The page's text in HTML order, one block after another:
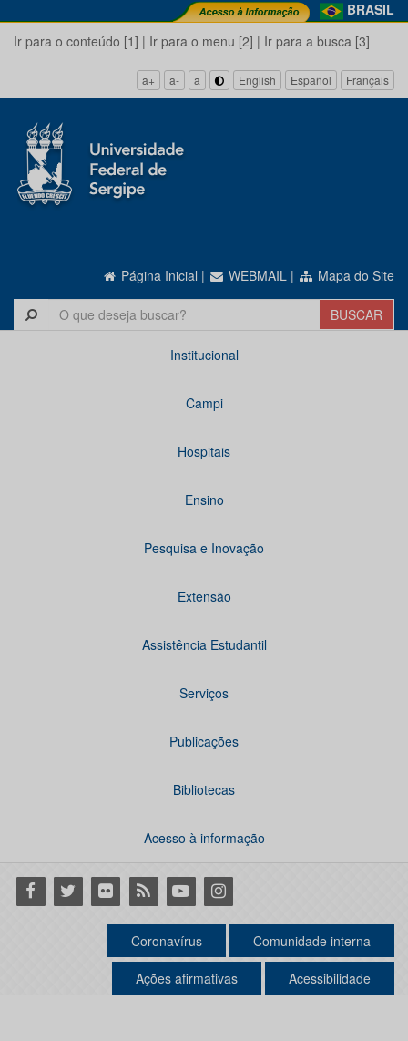
BRASIL
Ir para o conteúdo [1] | Ir para o menu [2] | Ir para a busca [3]
a+ a- a English Español Français
Página Inicial | WEBMAIL | Mapa do Site
Institucional
Campi
Hospitais
Ensino
Pesquisa e Inovação
Extensão
Assistência Estudantil
Serviços
Publicações
Bibliotecas
Acesso à informação
Facebook
Twitter Flickr RSS YoutubeInstagram
Coronavírus Comunidade interna
Ações afirmativas Acessibilidade